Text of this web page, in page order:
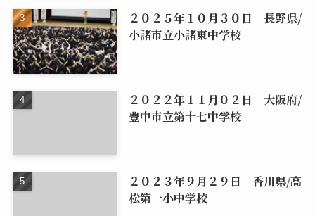
２０２５年１０月３０日 長野県/
小諸市立小諸東中学校
２０２２年１１月０２日 大阪府/
豊中市立第十七中学校
２０２３年９月２９日 香川県/高
松第一小中学校